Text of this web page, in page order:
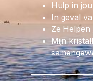
Hulp in
In geval
Ze Helpen
Mijn